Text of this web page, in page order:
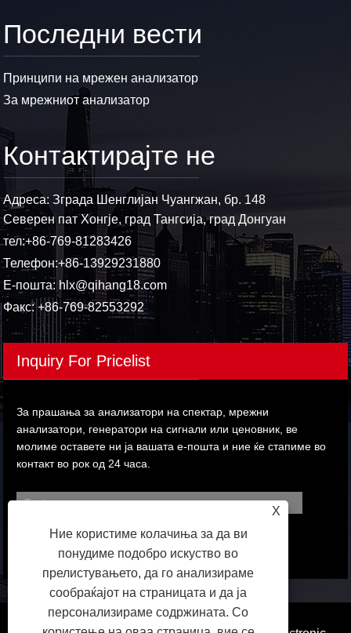
Последни вести
Принципи на мрежен анализатор
За мрежниот анализатор
Контактирајте не
Адреса: Зграда Шенглијан Чуангжан, бр. 148
Северен пат Хонгје, град Тангсија, град Донгуан
тел:+86-769-81283426
Телефон:+86-13929231880
Е-пошта: hlx@qihang18.com
Факс: +86-769-82553292
Inquiry For Pricelist
За прашања за анализатори на спектар, мрежни
анализатори, генератори на сигнали или ценовник, ве
молиме оставете ни ја вашата е-пошта и ние ќе стапиме во
контакт во рок од 24 часа.
X
Ние користиме колачиња за да ви
понудиме подобро искуство во
прелистувањето, да го анализираме
сообраќајот на страницата и да ја
персонализираме содржината. Со